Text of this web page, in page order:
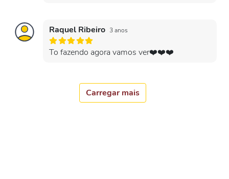
Raquel Ribeiro 3 anos
To fazendo agora vamos ver❤️❤️❤️
Carregar mais